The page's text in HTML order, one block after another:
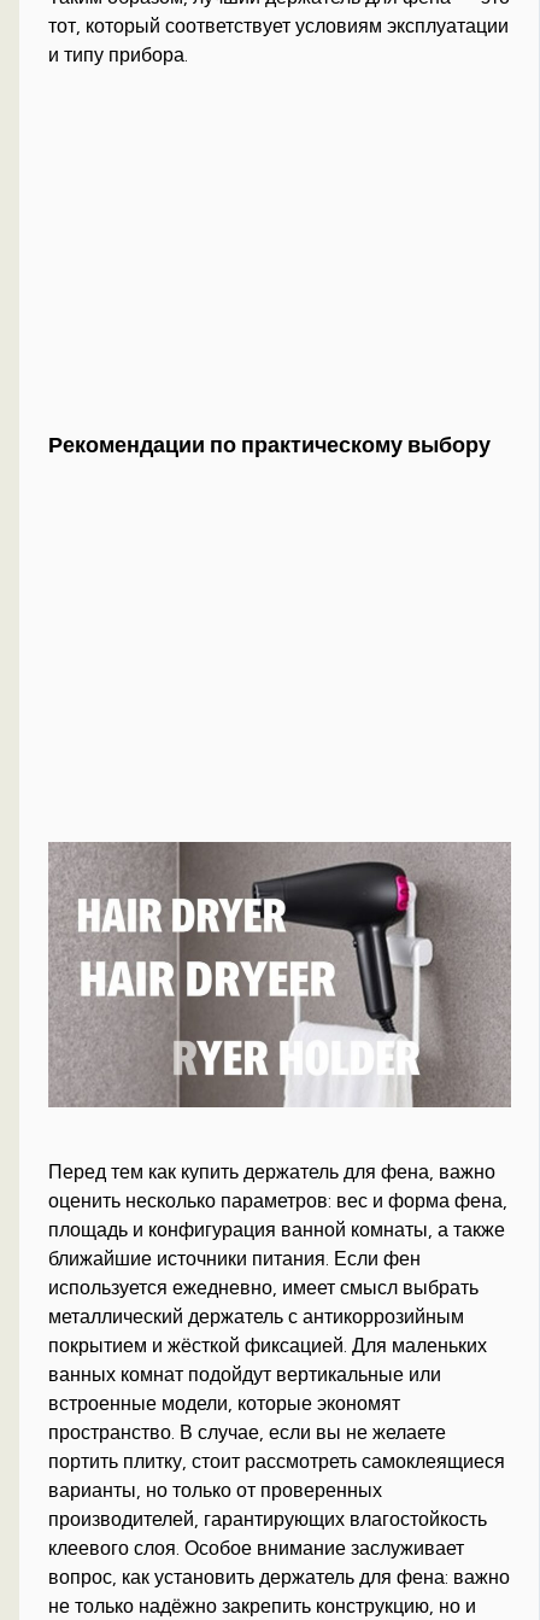
тот, который соответствует условиям эксплуатации
и типу прибора.
Рекомендации по практическому выбору
Перед тем как купить держатель для фена, важно
оценить несколько параметров: вес и форма фена,
площадь и конфигурация ванной комнаты, а также
ближайшие источники питания. Если фен
используется ежедневно, имеет смысл выбрать
металлический держатель с антикоррозийным
покрытием и жёсткой фиксацией. Для маленьких
ванных комнат подойдут вертикальные или
встроенные модели, которые экономят
пространство. В случае, если вы не желаете
портить плитку, стоит рассмотреть самоклеящиеся
варианты, но только от проверенных
производителей, гарантирующих влагостойкость
клеевого слоя. Особое внимание заслуживает
вопрос, как установить держатель для фена: важно
не только надёжно закрепить конструкцию, но и